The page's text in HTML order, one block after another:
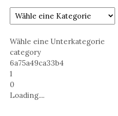
Wähle eine Unterkategorie
category
6a75a49ca33b4
1
0
Loading....